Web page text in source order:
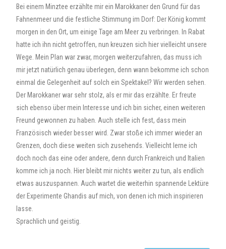
Bei einem Minztee erzählte mir ein Marokkaner den Grund für das
Fahnenmeer und die festliche Stimmung im Dorf: Der König kommt
morgen in den Ort, um einige Tage am Meer zu verbringen. In Rabat
hatte ich ihn nicht getroffen, nun kreuzen sich hier vielleicht unsere
Wege. Mein Plan war zwar, morgen weiterzufahren, das muss ich
mir jetzt natürlich genau überlegen, denn wann bekomme ich schon
einmal die Gelegenheit auf solch ein Spektakel? Wir werden sehen.
Der Marokkaner war sehr stolz, als er mir das erzählte. Er freute
sich ebenso über mein Interesse und ich bin sicher, einen weiteren
Freund gewonnen zu haben. Auch stelle ich fest, dass mein
Französisch wieder besser wird. Zwar stoße ich immer wieder an
Grenzen, doch diese weiten sich zusehends. Vielleicht lerne ich
doch noch das eine oder andere, denn durch Frankreich und Italien
komme ich ja noch. Hier bleibt mir nichts weiter zu tun, als endlich
etwas auszuspannen. Auch wartet die weiterhin spannende Lektüre
der Experimente Ghandis auf mich, von denen ich mich inspirieren
lasse.
Sprachlich und geistig.